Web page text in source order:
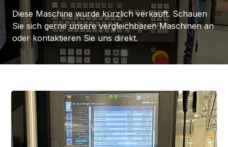
Diese Maschine wurde kürzlich verkauft. Schauen
Sie sich gerne unsere vergleichbaren Maschinen an
oder kontaktieren Sie uns direkt.